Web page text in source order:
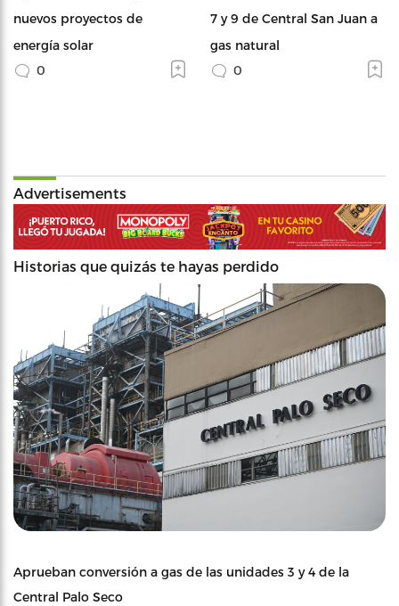
nuevos proyectos de
energía solar
0
7 y 9 de Central San Juan a
gas natural
0
Advertisements
Historias que quizás te hayas perdido
Aprueban conversión a gas de las unidades 3 y 4 de la
Central Palo Seco